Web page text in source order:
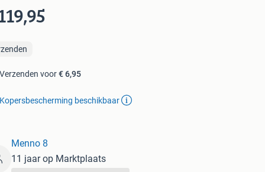
Verzenden voor€ 6,95
Kopersbescherming beschikbaar
Menno 8
11 jaar op Marktplaats